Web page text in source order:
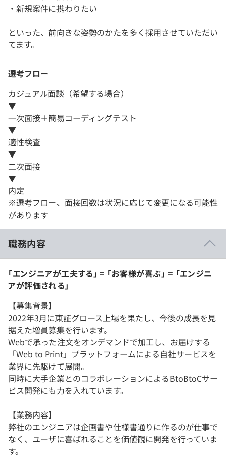
・新規案件に携わりたい
といった、前向きな姿勢のかたを多く採用させていただい
てます。
選考フロー
カジュアル面談（希望する場合）
▼
一次面接＋簡易コーディングテスト
▼
適性検査
▼
二次面接
▼
内定
※選考フロー、面接回数は状況に応じて変更になる可能性
があります
職務内容
「エンジニアが工夫する」 = 「お客様が喜ぶ」 = 「エンジニ
アが評価される」
【募集背景】
2022年3月に東証グロース上場を果たし、今後の成長を見
据えた増員募集を行います。
Webで承った注文をオンデマンドで加工し、お届けする
「Web to Print」プラットフォームによる自社サービスを
業界に先駆けて展開。
同時に大手企業とのコラボレーションによるBtoBtoCサー
ビス開発にも力を入れています。
【業務内容】
弊社のエンジニアは企画書や仕様書通りに作るのが仕事で
なく、ユーザに喜ばれることを価値観に開発を行っていま
す。